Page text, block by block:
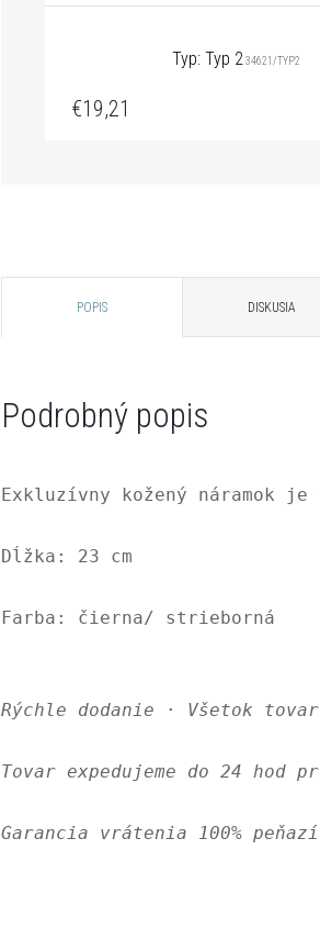
Typ: Typ 234621/TYP2
€19,21
POPIS DISKUSIA
Podrobný popis
Exkluzívny kožený náramok
Dĺžka: 23 cm
Farba: čierna/ strieborná
Rýchle dodanie · Všetok tovar
Tovar expedujeme do 24 hod
Garancia vrátenia 100% peňazí